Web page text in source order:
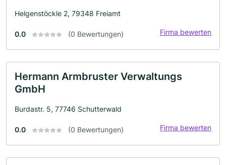
Helgenstöckle 2, 79348 Freiamt
0.0 (0 Bewertungen) Firma bewerten
Hermann Armbruster Verwaltungs
GmbH
Burdastr. 5, 77746 Schutterwald
0.0 (0 Bewertungen) Firma bewerten